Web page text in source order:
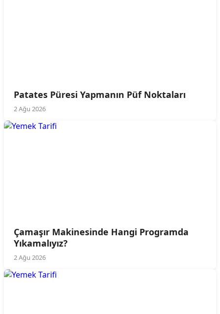
Patates Püresi Yapmanın Püf Noktaları
2 Ağu 2026
Çamaşır Makinesinde Hangi Programda
Yıkamalıyız?
2 Ağu 2026